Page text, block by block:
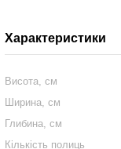
Характеристики
Висота, см
Ширина, см
Глибина, см
Кількість полиць